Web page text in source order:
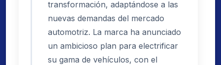
transformación, adaptándose a las
nuevas demandas del mercado
automotriz. La marca ha anunciado
un ambicioso plan para electrificar
su gama de vehículos, con el